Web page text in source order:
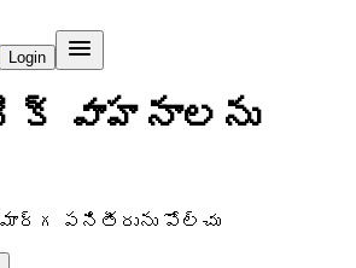
Login 
వాహనాలను
పనితీరును పోల్చు